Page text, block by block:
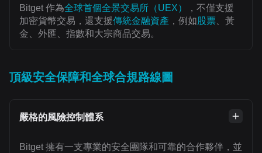
Bitget 作為全球首個全景交易所（UEX）
，不僅支援
加密貨幣交易，還支援傳統金融資產 ，例如 股票 、黃
金、外匯、指數和大宗商品交易。
頂級安全保障和全球合規路線圖
嚴格的風險控制體系
Bitget 擁有一支專業的安全團隊和可靠的合作夥伴，並